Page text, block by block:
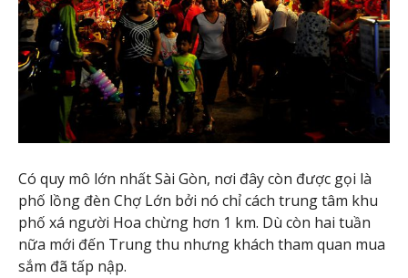
Có quy mô lớn nhất Sài Gòn, nơi đây còn được gọi là
phố lồng đèn Chợ Lớn bởi nó chỉ cách trung tâm khu
phố xá người Hoa chừng hơn 1 km. Dù còn hai tuần
nữa mới đến Trung thu nhưng khách tham quan mua
sắm đã tấp nập.